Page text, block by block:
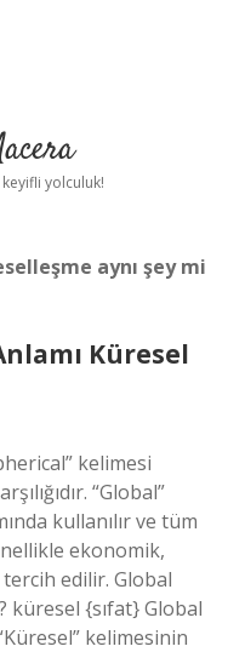
yolculuk!
aynı şey mi
Küresel
kelimesi
“Global”
kullanılır ve tüm
ekonomik,
edilir. Global
küresel {sıfat} Global
kelimesinin